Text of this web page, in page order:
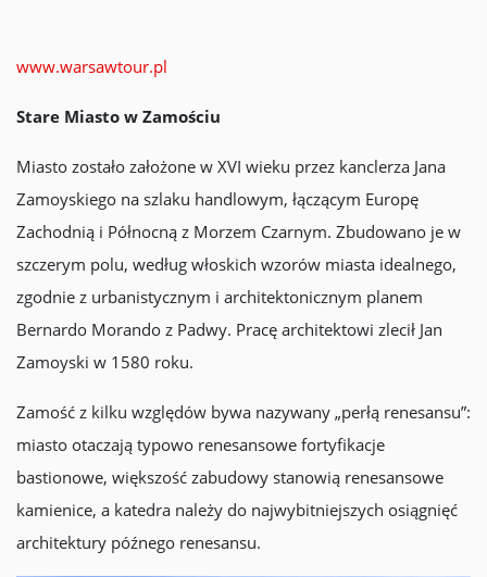
www.warsawtour.pl
Stare Miasto w Zamościu
Miasto zostało założone w XVI wieku przez kanclerza Jana
Zamoyskiego na szlaku handlowym, łączącym Europę
Zachodnią i Północną z Morzem Czarnym. Zbudowano je w
szczerym polu, według włoskich wzorów miasta idealnego,
zgodnie z urbanistycznym i architektonicznym planem
Bernardo Morando z Padwy. Pracę architektowi zlecił Jan
Zamoyski w 1580 roku.
Zamość z kilku względów bywa nazywany „perłą renesansu”:
miasto otaczają typowo renesansowe fortyfikacje
bastionowe, większość zabudowy stanowią renesansowe
kamienice, a katedra należy do najwybitniejszych osiągnięć
architektury późnego renesansu.